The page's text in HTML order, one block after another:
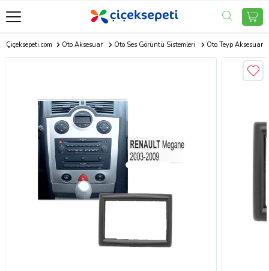
Çiçeksepeti.com Oto Aksesuar Oto Ses Görüntü Sistemleri Oto Teyp Aksesuar